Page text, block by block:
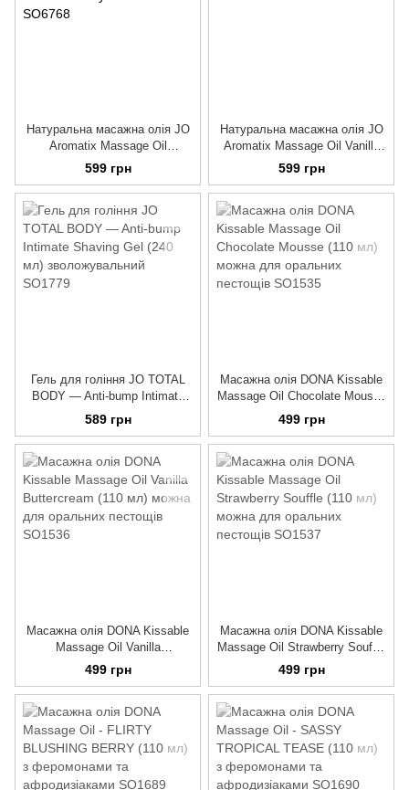
Натуральна масажна олія JO
Aromatix Massage Oil
Strawberry 120 мл
599 грн
Натуральна масажна олія JO
Aromatix Massage Oil Vanilla
120 мл
599 грн
Гель для гоління JO TOTAL
BODY — Anti-bump Intimate
Shaving Gel (240 мл)
зволожувальний
589 грн
Масажна олія DONA Kissable
Massage Oil Chocolate Mousse
(110 мл) можна для оральних
пестощів
499 грн
Масажна олія DONA Kissable
Massage Oil Vanilla
Buttercream (110 мл) можна
для оральних пестощів
499 грн
Масажна олія DONA Kissable
Massage Oil Strawberry Souffle
(110 мл) можна для оральних
пестощів
499 грн